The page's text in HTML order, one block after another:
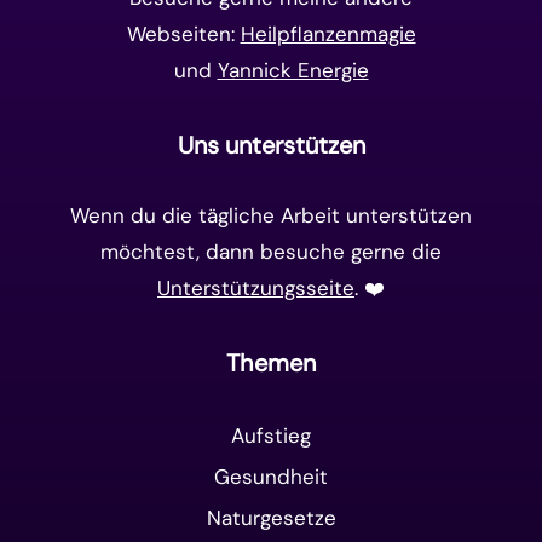
Webseiten: Heilpflanzenmagie
und Yannick Energie
Uns unterstützen
Wenn du die tägliche Arbeit unterstützen
möchtest, dann besuche gerne die
Unterstützungsseite. ❤️️
Themen
Aufstieg
Gesundheit
Naturgesetze